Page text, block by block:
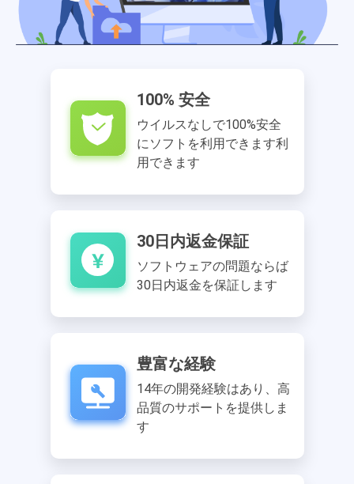
100% 安全
ウイルスなしで100%安全
にソフトを利用できます利
用できます
30日内返金保証
ソフトウェアの問題ならば
30日内返金を保証します
豊富な経験
14年の開発経験はあり、高
品質のサポートを提供しま
す